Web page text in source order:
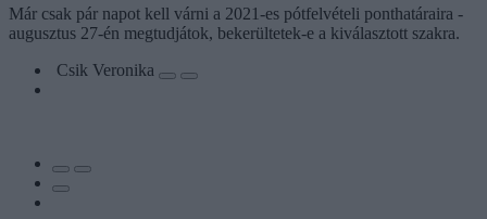
Már csak pár napot kell várni a 2021-es pótfelvételi ponthatáraira -
augusztus 27-én megtudjátok, bekerültetek-e a kiválasztott szakra.
Csik Veronika